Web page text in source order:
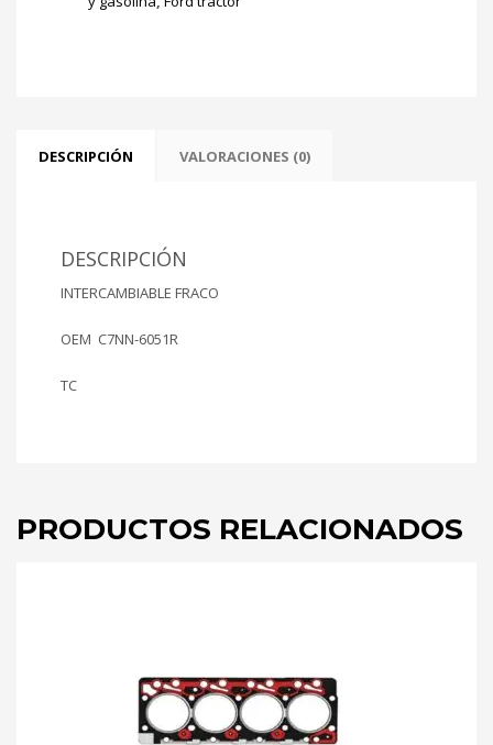
3.3
cantidad
DESCRIPCIÓN VALORACIONES (0)
DESCRIPCIÓN
INTERCAMBIABLE FRACO
OEM C7NN-6051R
TC
PRODUCTOS RELACIONADOS